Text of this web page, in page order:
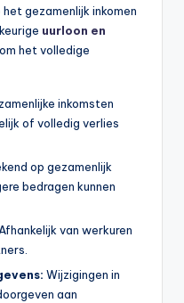
gezamenlijk inkomen
uurloon en
het volledige
inkomsten
of volledig verlies
op gezamenlijk
bedragen kunnen
van werkuren
Wijzigingen in
aan